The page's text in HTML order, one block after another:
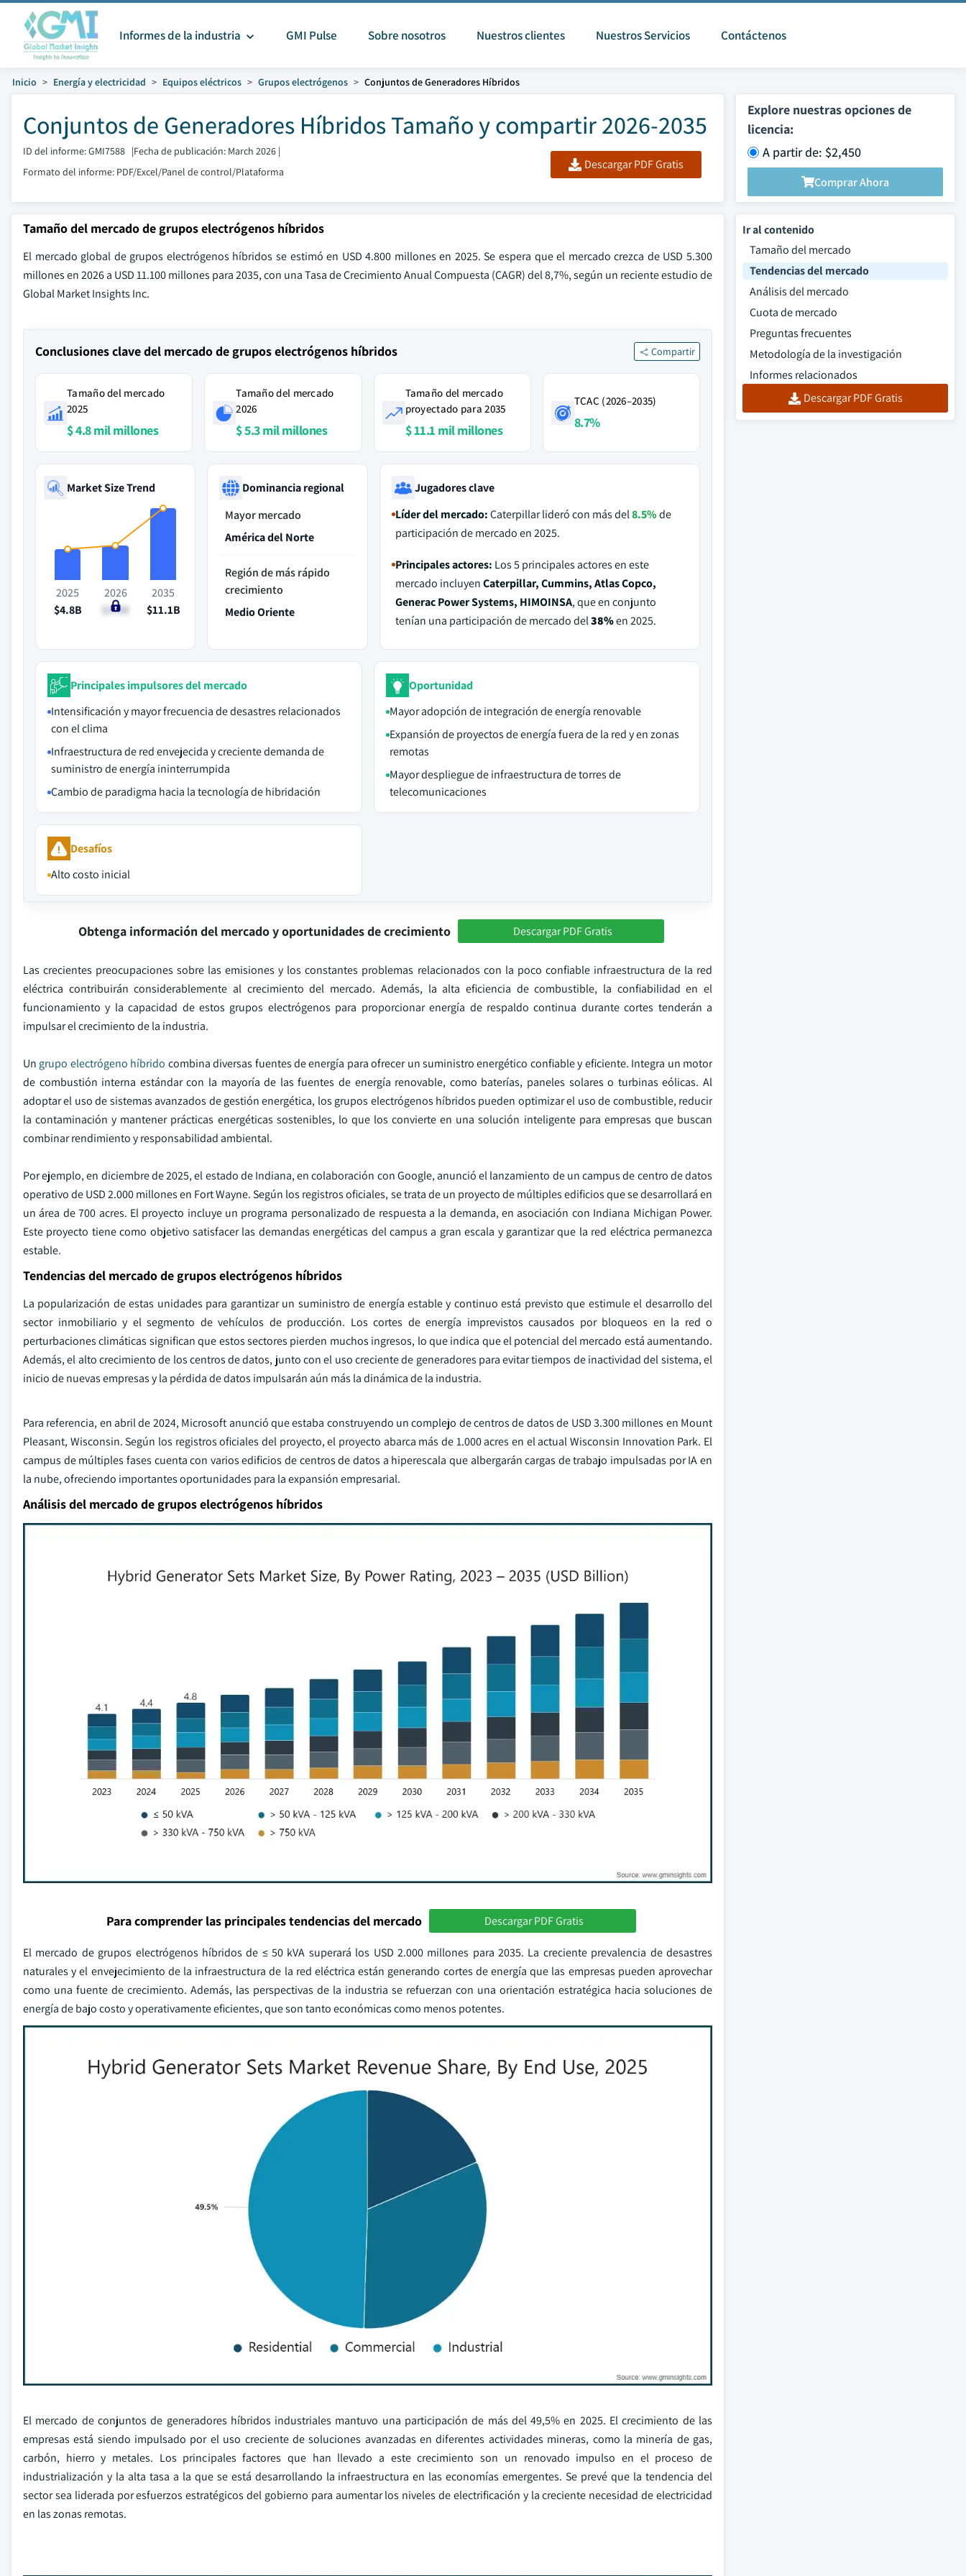
Informes de la industria GMI Pulse Sobre nosotros Nuestros clientes Nuestros Servicios Contáctenos
Inicio Energía y electricidad Equipos eléctricos Grupos electrógenos Conjuntos de Generadores Híbridos
Conjuntos de Generadores Híbridos Tamaño y compartir 2026-2035
ID del informe: GMI7588 |Fecha de publicación: March 2026 |
Formato del informe: PDF/Excel/Panel de control/Plataforma
Descargar PDF Gratis
Explore nuestras opciones de
licencia:
A partir de: $2,450
Comprar Ahora
Tamaño del mercado de grupos electrógenos híbridos
El mercado global de grupos electrógenos híbridos se estimó en USD 4.800 millones en 2025. Se espera que el mercado crezca de USD 5.300
millones en 2026 a USD 11.100 millones para 2035, con una Tasa de Crecimiento Anual Compuesta (CAGR) del 8,7%, según un reciente estudio de
Global Market Insights Inc.
Conclusiones clave del mercado de grupos electrógenos híbridos Compartir
Tamaño del mercado
2025
$ 4.8 mil millones
Tamaño del mercado
2026
$ 5.3 mil millones
Tamaño del mercado
proyectado para 2035
$ 11.1 mil millones
TCAC (2026–2035)
8.7%
Market Size Trend
2025
$4.8B
2026
$5.3B
2035
$11.1B
Dominancia regional
Mayor mercado
América del Norte
Región de más rápido
crecimiento
Medio Oriente
Jugadores clave
Líder del mercado:Caterpillar lideró con más del8.5%de
participación de mercado en 2025.
Principales actores: Los 5 principales actores en este
mercado incluyenCaterpillar, Cummins, Atlas Copco,
Generac Power Systems, HIMOINSA, que en conjunto
tenían una participación de mercado del38%en 2025.
Principales impulsores del mercado
Intensificación y mayor frecuencia de desastres relacionados
con el clima
Infraestructura de red envejecida y creciente demanda de
suministro de energía ininterrumpida
Cambio de paradigma hacia la tecnología de hibridación
Oportunidad
Mayor adopción de integración de energía renovable
Expansión de proyectos de energía fuera de la red y en zonas
remotas
Mayor despliegue de infraestructura de torres de
telecomunicaciones
Desafíos
Alto costo inicial
Obtenga información del mercado y oportunidades de crecimiento Descargar PDF Gratis
Las crecientes preocupaciones sobre las emisiones y los constantes problemas relacionados con la poco confiable infraestructura de la red
eléctrica contribuirán considerablemente al crecimiento del mercado. Además, la alta eficiencia de combustible, la confiabilidad en el
funcionamiento y la capacidad de estos grupos electrógenos para proporcionar energía de respaldo continua durante cortes tenderán a
impulsar el crecimiento de la industria.
Un grupo electrógeno híbrido combina diversas fuentes de energía para ofrecer un suministro energético confiable y eficiente. Integra un motor
de combustión interna estándar con la mayoría de las fuentes de energía renovable, como baterías, paneles solares o turbinas eólicas. Al
adoptar el uso de sistemas avanzados de gestión energética, los grupos electrógenos híbridos pueden optimizar el uso de combustible, reducir
la contaminación y mantener prácticas energéticas sostenibles, lo que los convierte en una solución inteligente para empresas que buscan
combinar rendimiento y responsabilidad ambiental.
Por ejemplo, en diciembre de 2025, el estado de Indiana, en colaboración con Google, anunció el lanzamiento de un campus de centro de datos
operativo de USD 2.000 millones en Fort Wayne. Según los registros oficiales, se trata de un proyecto de múltiples edificios que se desarrollará en
un área de 700 acres. El proyecto incluye un programa personalizado de respuesta a la demanda, en asociación con Indiana Michigan Power.
Este proyecto tiene como objetivo satisfacer las demandas energéticas del campus a gran escala y garantizar que la red eléctrica permanezca
estable.
Tendencias del mercado de grupos electrógenos híbridos
La popularización de estas unidades para garantizar un suministro de energía estable y continuo está previsto que estimule el desarrollo del
sector inmobiliario y el segmento de vehículos de producción. Los cortes de energía imprevistos causados por bloqueos en la red o
perturbaciones climáticas significan que estos sectores pierden muchos ingresos, lo que indica que el potencial del mercado está aumentando.
Además, el alto crecimiento de los centros de datos, junto con el uso creciente de generadores para evitar tiempos de inactividad del sistema, el
inicio de nuevas empresas y la pérdida de datos impulsarán aún más la dinámica de la industria.
Para referencia, en abril de 2024, Microsoft anunció que estaba construyendo un complejo de centros de datos de USD 3.300 millones en Mount
Pleasant, Wisconsin. Según los registros oficiales del proyecto, el proyecto abarca más de 1.000 acres en el actual Wisconsin Innovation Park. El
campus de múltiples fases cuenta con varios edificios de centros de datos a hiperescala que albergarán cargas de trabajo impulsadas por IA en
la nube, ofreciendo importantes oportunidades para la expansión empresarial.
Análisis del mercado de grupos electrógenos híbridos
Para comprender las principales tendencias del mercado Descargar PDF Gratis
El mercado de grupos electrógenos híbridos de ≤ 50 kVA superará los USD 2.000 millones para 2035. La creciente prevalencia de desastres
naturales y el envejecimiento de la infraestructura de la red eléctrica están generando cortes de energía que las empresas pueden aprovechar
como una fuente de crecimiento. Además, las perspectivas de la industria se refuerzan con una orientación estratégica hacia soluciones de
energía de bajo costo y operativamente eficientes, que son tanto económicas como menos potentes.
El mercado de conjuntos de generadores híbridos industriales mantuvo una participación de más del 49,5% en 2025. El crecimiento de las
empresas está siendo impulsado por el uso creciente de soluciones avanzadas en diferentes actividades mineras, como la minería de gas,
carbón, hierro y metales. Los principales factores que han llevado a este crecimiento son un renovado impulso en el proceso de
industrialización y la alta tasa a la que se está desarrollando la infraestructura en las economías emergentes. Se prevé que la tendencia del
sector sea liderada por esfuerzos estratégicos del gobierno para aumentar los niveles de electrificación y la creciente necesidad de electricidad
en las zonas remotas.
Ir al contenido
Tamaño del mercado
Tendencias del mercado
Análisis del mercado
Cuota de mercado
Preguntas frecuentes
Metodología de la investigación
Informes relacionados
Descargar PDF Gratis